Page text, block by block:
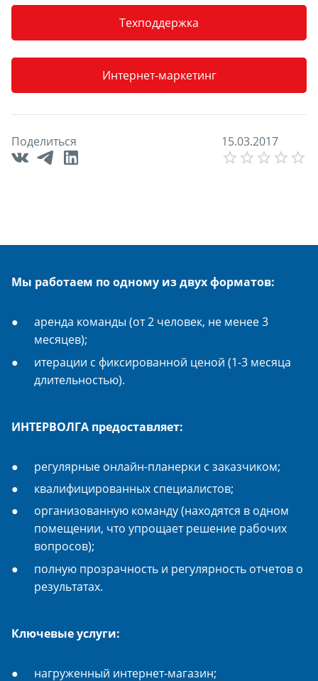
Техподдержка
Интернет-маркетинг
Поделиться 15.03.2017
Мы работаем по одному из двух форматов:
аренда команды (от 2 человек, не менее 3
месяцев);
итерации с фиксированной ценой (1-3 месяца
длительностью).
ИНТЕРВОЛГА предоставляет:
регулярные онлайн-планерки с заказчиком;
квалифицированных специалистов;
организованную команду (находятся в одном
помещении, что упрощает решение рабочих
вопросов);
полную прозрачность и регулярность отчетов о
результатах.
Ключевые услуги:
нагруженный интернет-магазин;